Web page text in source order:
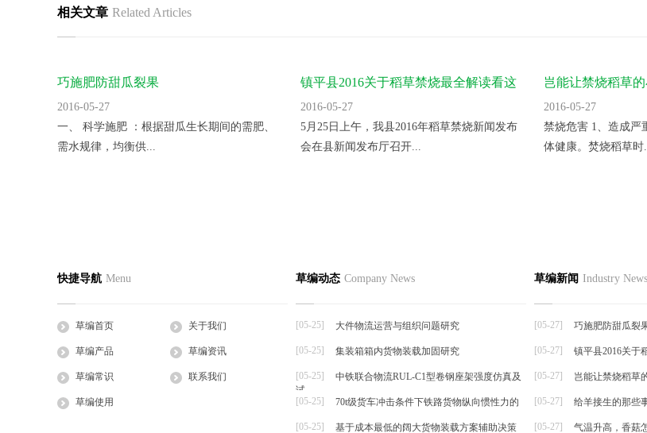
相关文章 Related Articles
巧施肥防甜瓜裂果
2016-05-27
一、 科学施肥 ：根据甜瓜生长期间的需肥、
需水规律，均衡供...
镇平县2016关于稻草禁烧最全解读看这
里。
2016-05-27
5月25日上午，我县2016年稻草禁烧新闻发布
会在县新闻发布厅召开...
岂能让禁烧稻草
2016-05-27
禁烧危害 1、造成严
体健康。焚烧稻草时
2016-05-27
日光温室是靠太阳的热辐射来获得热量的，夜
间的热量也主要依...
2016-05-27
一、品种选择夏秋反季节栽培香菜，宜选用耐
湿热、耐病、抗逆...
草支垫
草棒
大棚草帘
草袋
草绳
草片
快捷导航 Menu
草编首页 关于我们
草编产品 草编资讯
草编常识 联系我们
草编使用
草编动态 Company News
[05-25] 大件物流运营与组织问题研究
[05-25] 集装箱箱内货物装载加固研究
[05-25]
中铁联合物流RUL-C1型卷钢座架强度仿真及
试
[05-25]
70t级货车冲击条件下铁路货物纵向惯性力的
[05-25] 基于成本最低的阔大货物装载方案辅助决策
草编新闻 Industry News
[05-27] 巧施肥防甜瓜裂
[05-27] 镇平县2016关于
[05-27] 岂能让禁烧稻草
[05-27] 给羊接生的那些
[05-27] 气温升高，香菇